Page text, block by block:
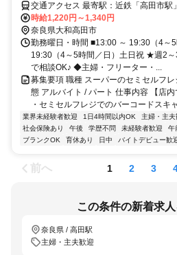
交通アクセス 最寄駅：近鉄「高田市駅」
時給1,220円～1,340円
奈良県大和高田市
勤務曜日・時間 ■13:00 ～ 19:30（4～
19:30（4～5時間／日）土日祝 ★週2
で相談OK♪ ◆主婦・フリーター・...
募集要項 職種 スーパーのセミセルフ
態 アルバイト / パート 仕事内容 【店
・セミセルフレジでのバーコードスキ
業界未経験者歓迎 1日4時間以内OK 主婦・主夫
社会保険あり
午後 学歴不問 未経験者歓迎 午
ブランクOK
育休あり 日中 バイトデビュー歓
前へ 1 2 3
この条件の新着求
奈良県 / 高田駅
主婦・主夫歓迎